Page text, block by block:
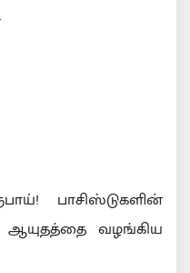
பாசிஸ்டுகளின்
வழங்கிய